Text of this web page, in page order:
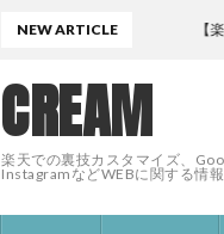
CREAM
楽天での裏技カスタマイズ、
InstagramなどWEBに関する情
NEW ARTICLE 【楽天RMS】